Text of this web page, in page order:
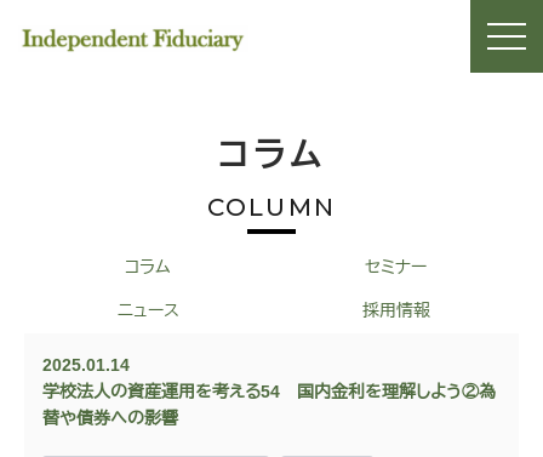
コラム
COLUMN
コラム セミナー
ニュース 採用情報
2025.01.14
学校法人の資産運用を考える54 国内金利を理解しよう②為
替や債券への影響